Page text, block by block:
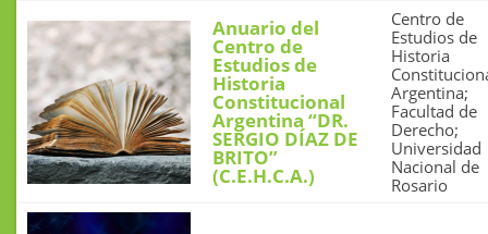
Anuario del
Centro de
Estudios de
Historia
Constitucional
Argentina “DR.
SERGIO DÍAZ DE
BRITO”
(C.E.H.C.A.)
Centro de
Estudios de
Historia
Argentina;
Facultad de
Derecho;
Universidad
Nacional de
Rosario